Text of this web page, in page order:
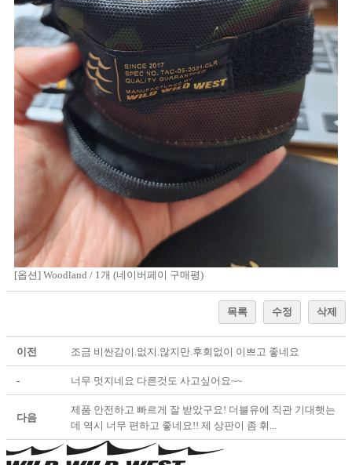
[옵션] Woodland / 1개 (네이버페이 구매평)
목록 수정 삭제
이전 조금 비싼감이.없지.않지만.후회없이 이쁘고 좋네요
- 너무 멋지네요 다른것도 사고싶어요~~
다음
제품 안전하고 빠르게 잘 받았구요! 더블유에 직관 기대햇는
데 역시 너무 편하고 좋네요!! 제 상판이 좀 휘...